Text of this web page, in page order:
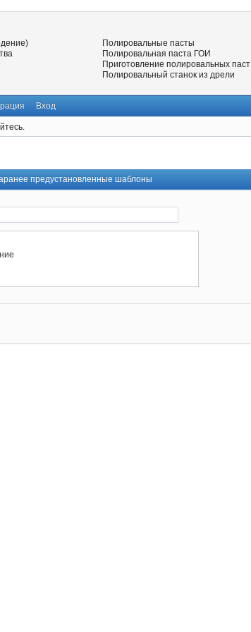
Полировальные пасты
Полировальная паста ГОИ
Приготовление полировальных паст
Полировальный станок из дрели
Вход
предустановленные шаблоны